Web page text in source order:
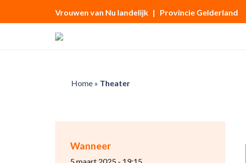
Vrouwen van Nu landelijk | Provincie Gelderland
Home» Theater
Wanneer